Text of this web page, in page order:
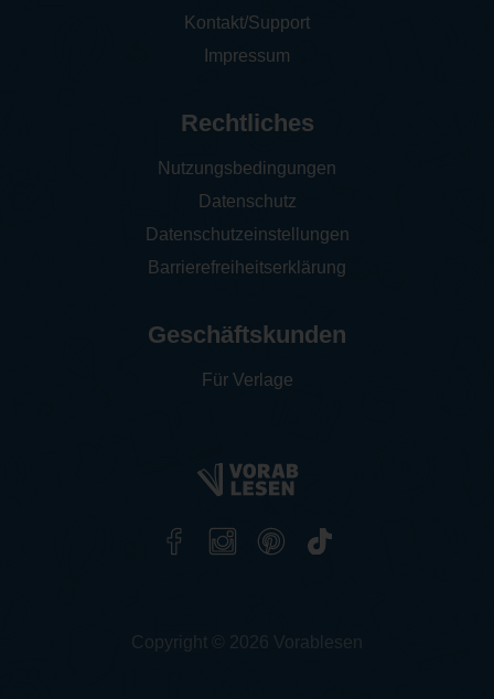
Kontakt/Support
Impressum
Rechtliches
Nutzungsbedingungen
Datenschutz
Datenschutzeinstellungen
Barrierefreiheitserklärung
Geschäftskunden
Für Verlage
Copyright © 2026 Vorablesen